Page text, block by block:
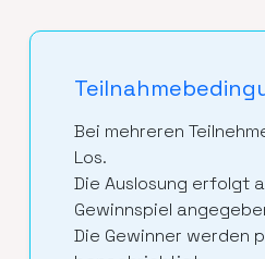
Bei mehreren
Los.
Die Auslosung erfolgt
Gewinnspiel
Die Gewinner werden